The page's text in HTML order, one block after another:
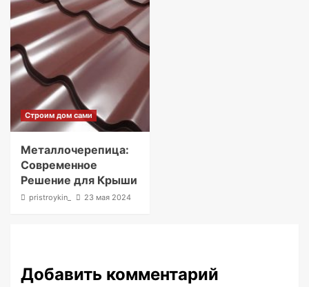
Строим дом сами
Металлочерепица:
Современное
Решение для Крыши
pristroykin_ 23 мая 2024
Добавить комментарий